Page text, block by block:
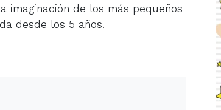
imaginación de los más pequeños
desde los 5 años.